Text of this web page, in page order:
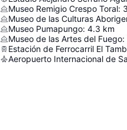
Museo Remigio Crespo Toral:
Museo de las Culturas
Museo Pumapungo: 4.3 km
Museo de las Artes del Fuego:
Estación de Ferrocarril El